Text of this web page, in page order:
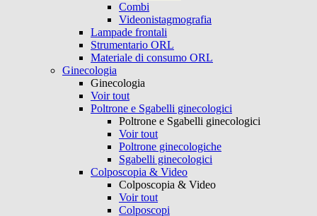
Combi
Videonistagmografia
Lampade frontali
Strumentario ORL
Materiale di consumo ORL
Ginecologia
Ginecologia
Voir tout
Poltrone e Sgabelli ginecologici
Poltrone e Sgabelli ginecologici
Voir tout
Poltrone ginecologiche
Sgabelli ginecologici
Colposcopia & Video
Colposcopia & Video
Voir tout
Colposcopi